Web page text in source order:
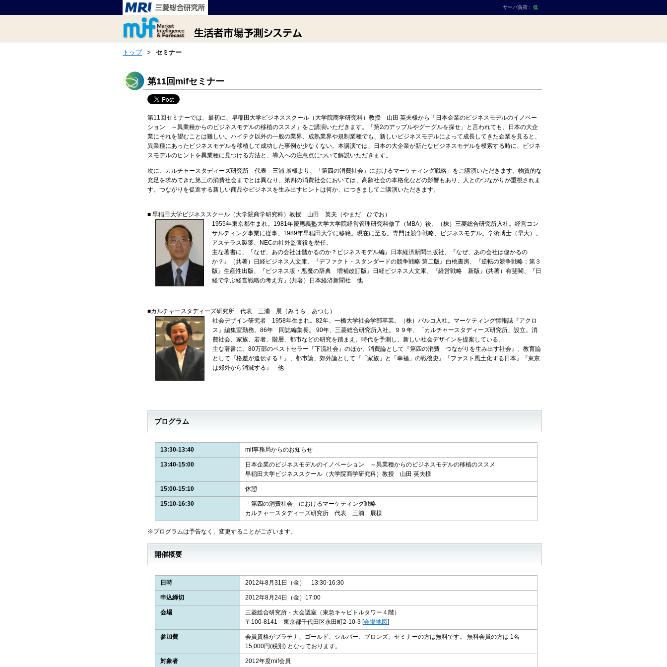
サーバ負荷 : 低
トップ > セミナー
第11回mifセミナー
第11回セミナーでは、最初に、早稲田大学ビジネススクール（大学院商学研究科）教授 山田 英夫様から「日本企業のビジネスモデルのイノベー
ション ～異業種からのビジネスモデルの移植のススメ」をご講演いただきます。「第2のアップルやグーグルを探せ」と言われても、日本の大企
業にそれを望むことは難しい。ハイテク以外の一般の業界、成熟業界や規制業種でも、新しいビジネスモデルによって成長してきた企業を見ると、
異業種にあったビジネスモデルを移植して成功した事例が少なくない。本講演では、日本の大企業が新たなビジネスモデルを模索する時に、ビジネ
スモデルのヒントを異業種に見つける方法と、導入への注意点について解説いただきます。
次に、カルチャースタディーズ研究所 代表 三浦 展様より、「第四の消費社会」におけるマーケティング戦略」をご講演いただきます。物質的な
充足を求めてきた第三の消費社会までとは異なり、第四の消費社会においては、高齢社会の本格化などの影響もあり、人とのつながりが重視されま
す。つながりを促進する新しい商品やビジネスを生み出すヒントは何か、につきましてご講演いただきます。
■ 早稲田大学ビジネススクール（大学院商学研究科）教授 山田 英夫（やまだ ひでお）
1955年東京都生まれ。1981年慶應義塾大学大学院経営管理研究科修了（MBA）後、（株）三菱総合研究所入社。経営コン
サルティング事業に従事。1989年早稲田大学に移籍。現在に至る。専門は競争戦略、ビジネスモデル。学術博士（早大）。
アステラス製薬、NECの社外監査役を歴任。
主な著書に、『なぜ、あの会社は儲かるのか？ビジネスモデル編』日本経済新聞出版社、『なぜ、あの会社は儲かるの
か？』（共著）日経ビジネス人文庫、『デファクト・スタンダードの競争戦略 第二版』白桃書房、『逆転の競争戦略：第３
版』生産性出版、『ビジネス版・悪魔の辞典 増補改訂版』日経ビジネス人文庫、『経営戦略 新版』(共著）有斐閣、『日
経で学ぶ経営戦略の考え方』(共著）日本経済新聞社 他
■カルチャースタディーズ研究所 代表 三浦 展（みうら あつし）
社会デザイン研究者 1958年生まれ。82年、一橋大学社会学部卒業。（株）パルコ入社。マーケティング情報誌『アクロ
ス』編集室勤務。86年 同誌編集長。 90年、三菱総合研究所入社。９９年、「カルチャースタディーズ研究所」設立。消
費社会、家族、若者、階層、都市などの研究を踏まえ、時代を予測し、新しい社会デザインを提案している。
主な著書に、80万部のベストセラー『下流社会』のほか、消費論として『第四の消費 つながりを生み出す社会』、教育論
として『格差が遺伝する！』、都市論、郊外論として『「家族」と「幸福」の戦後史』『ファスト風土化する日本』『東京
は郊外から消滅する』 他
プログラム
13:30-13:40 mif事務局からのお知らせ
13:40-15:00
日本企業のビジネスモデルのイノベーション ～異業種からのビジネスモデルの移植のススメ
早稲田大学ビジネススクール（大学院商学研究科）教授 山田 英夫様
15:00-15:10 休憩
15:10-16:30
「第四の消費社会」におけるマーケティング戦略
カルチャースタディーズ研究所 代表 三浦 展様
※プログラムは予告なく、変更することがございます。
開催概要
日時 2012年8月31日（金） 13:30-16:30
申込締切 2012年8月24日（金）17:00
会場
三菱総合研究所・大会議室（東急キャピトルタワー４階）
〒100-8141 東京都千代田区永田町2-10-3 [会場地図]
参加費
会員資格がプラチナ、ゴールド、シルバー、ブロンズ、セミナーの方は無料です。 無料会員の方は 1名
15,000円(税別) となっております。
対象者 2012年度mif会員